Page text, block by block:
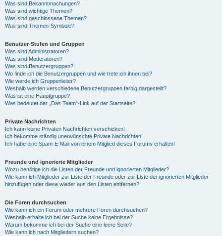
Was sind Bekanntmachungen?
Was sind wichtige Themen?
Was sind geschlossene Themen?
Was sind Themen-Symbole?
Benutzer-Stufen und Gruppen
Was sind Administratoren?
Was sind Moderatoren?
Was sind Benutzergruppen?
Wo finde ich die Benutzergruppen und wie trete ich ihnen bei?
Wie werde ich Gruppenleiter?
Weshalb werden verschiedene Benutzergruppen farbig dargestellt?
Was ist eine Hauptgruppe?
Was bedeutet der „Das Team“-Link auf der Startseite?
Private Nachrichten
Ich kann keine Privaten Nachrichten verschicken!
Ich bekomme ständig unerwünschte Private Nachrichten!
Ich habe eine Spam-E-Mail von einem Mitglied dieses Forums erhalten!
Freunde und ignorierte Mitglieder
Wozu benötige ich die Listen der Freunde und ignorierten Mitglieder?
Wie kann ich Mitglieder zur Liste der Freunde oder zur Liste der ignorierten Mitglieder
hinzufügen oder diese wieder aus den Listen entfernen?
Die Foren durchsuchen
Wie kann ich ein Forum oder mehrere Foren durchsuchen?
Weshalb erhalte ich bei der Suche keine Ergebnisse?
Warum bekomme ich bei der Suche eine leere Seite?
Wie kann ich nach Mitgliedern suchen?